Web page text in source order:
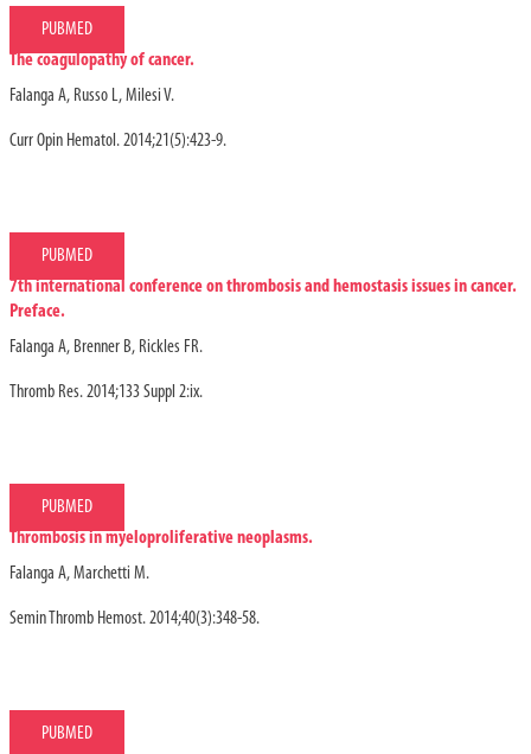
PUBMED
The coagulopathy of cancer.
Falanga A, Russo L, Milesi V.
Curr Opin Hematol. 2014;21(5):423-9.
PUBMED
7th international conference on thrombosis and hemostasis issues in cancer.
Preface.
Falanga A, Brenner B, Rickles FR.
Thromb Res. 2014;133 Suppl 2:ix.
PUBMED
Thrombosis in myeloproliferative neoplasms.
Falanga A, Marchetti M.
Semin Thromb Hemost. 2014;40(3):348-58.
PUBMED